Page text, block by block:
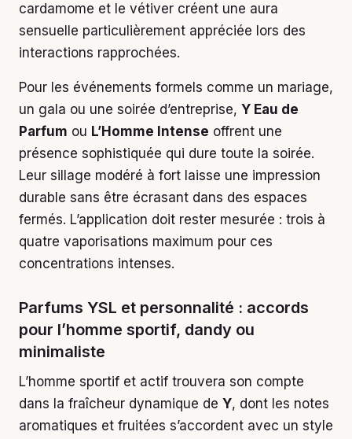
cardamome et le vétiver créent une aura
sensuelle particulièrement appréciée lors des
interactions rapprochées.
Pour les événements formels comme un mariage,
un gala ou une soirée d’entreprise, Y Eau de
Parfum ou L’Homme Intense offrent une
présence sophistiquée qui dure toute la soirée.
Leur sillage modéré à fort laisse une impression
durable sans être écrasant dans des espaces
fermés. L’application doit rester mesurée : trois à
quatre vaporisations maximum pour ces
concentrations intenses.
Parfums YSL et personnalité : accords
pour l’homme sportif, dandy ou
minimaliste
L’homme sportif et actif trouvera son compte
dans la fraîcheur dynamique de Y, dont les notes
aromatiques et fruitées s’accordent avec un style